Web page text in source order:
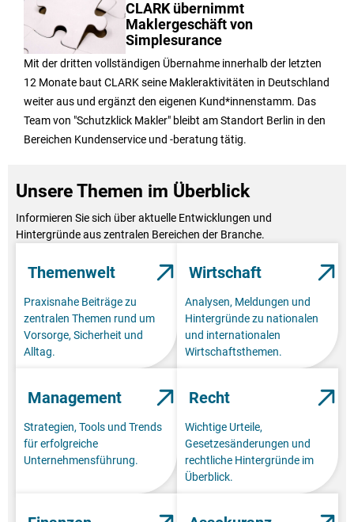
CLARK übernimmt
Maklergeschäft von
Simplesurance
Mit der dritten vollständigen Übernahme innerhalb der letzten
12 Monate baut CLARK seine Makleraktivitäten in Deutschland
weiter aus und ergänzt den eigenen Kund*innenstamm. Das
Team von "Schutzklick Makler" bleibt am Standort Berlin in den
Bereichen Kundenservice und -beratung tätig.
Unsere Themen im Überblick
Informieren Sie sich über aktuelle Entwicklungen und
Hintergründe aus zentralen Bereichen der Branche.
Themenwelt
Praxisnahe Beiträge zu
zentralen Themen rund um
Vorsorge, Sicherheit und
Alltag.
Wirtschaft
Analysen, Meldungen und
Hintergründe zu nationalen
und internationalen
Wirtschaftsthemen.
Management
Strategien, Tools und Trends
für erfolgreiche
Unternehmensführung.
Recht
Wichtige Urteile,
Gesetzesänderungen und
rechtliche Hintergründe im
Überblick.